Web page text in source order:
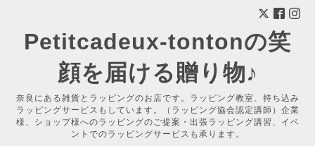
Petitcadeux-tontonの笑
顔を届ける贈り物♪
奈良にある雑貨とラッピングのお店です。ラッピング教室、持ち込み
ラッピングサービスもしています。（ラッピング協会認定講師）企業
様、ショップ様へのラッピングのご提案・出張ラッピング講習、イベ
ントでのラッピングサービスも承ります。